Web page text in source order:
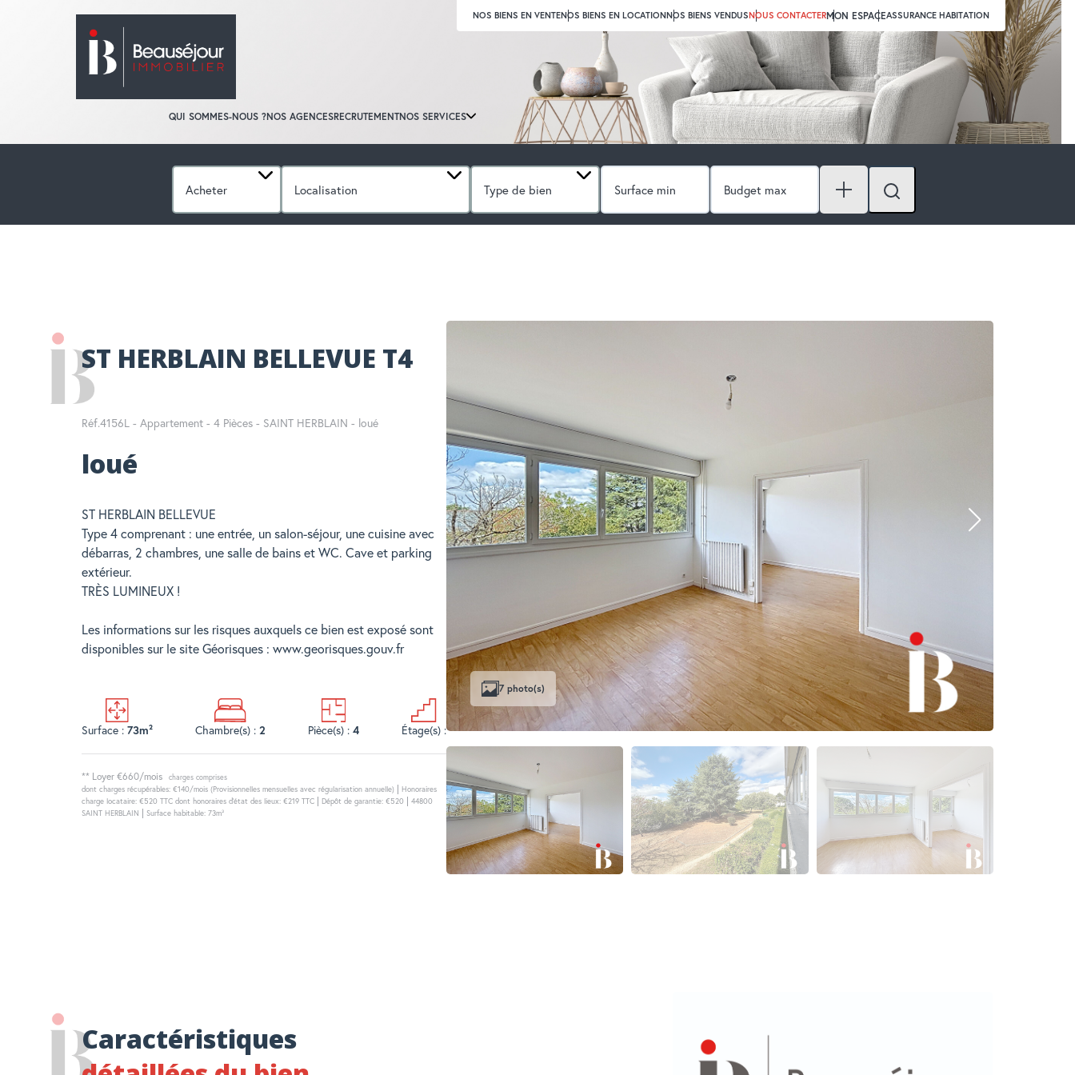
NOS BIENS EN VENTENOS BIENS EN LOCATIONNOS BIENS VENDUSNOUS CONTACTERMON ESPACEASSURANCE HABITATION
QUI SOMMES-NOUS ?NOS AGENCESRECRUTEMENTNOS SERVICES
Acheter Localisation Type de bien
ST HERBLAIN BELLEVUE T4
Réf.4156L - Appartement - 4 Pièces - SAINT HERBLAIN - loué
loué
ST HERBLAIN BELLEVUE
Type 4 comprenant : une entrée, un salon-séjour, une cuisine avec
débarras, 2 chambres, une salle de bains et WC. Cave et parking
extérieur.
TRÈS LUMINEUX !
Les informations sur les risques auxquels ce bien est exposé sont
disponibles sur le site Géorisques : www.georisques.gouv.fr
Surface : 73m² Chambre(s) : 2 Pièce(s) : 4 Étage(s) :
** Loyer €660/mois charges comprises
dont charges récupérables: €140/mois (Provisionnelles mensuelles avec régularisation annuelle) | Honoraires
charge locataire: €520 TTC dont honoraires d'état des lieux: €219 TTC | Dépôt de garantie: €520 | 44800
SAINT HERBLAIN | Surface habitable: 73m²
7 photo(s)
Caractéristiques